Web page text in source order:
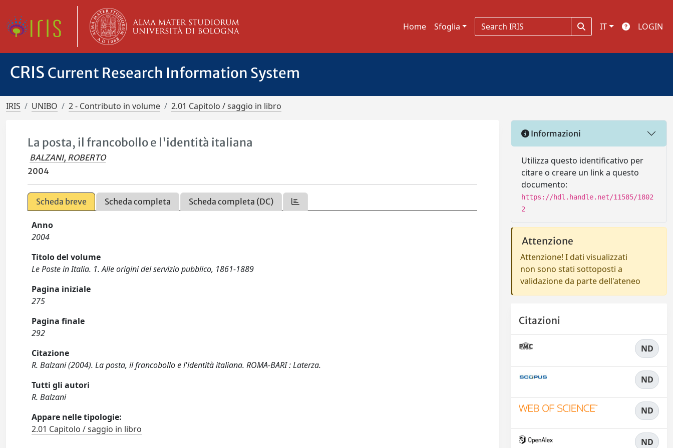
Home Sfoglia IT LOGIN
CRIS Current Research Information System
IRIS UNIBO 2 - Contributo in volume 2.01 Capitolo / saggio in libro
La posta, il francobollo e l'identità italiana
BALZANI, ROBERTO
2004
Scheda breve Scheda completa Scheda completa (DC)
Anno
2004
Titolo del volume
Le Poste in Italia. 1. Alle origini del servizio pubblico, 1861-1889
Pagina iniziale
275
Pagina finale
292
Citazione
R. Balzani (2004). La posta, il francobollo e l'identità italiana. ROMA-BARI : Laterza.
Tutti gli autori
R. Balzani
Appare nelle tipologie:
2.01 Capitolo / saggio in libro
Informazioni
Utilizza questo identificativo per
citare o creare un link a questo
documento:
https://hdl.handle.net/11585/1802
2
Attenzione
Attenzione! I dati visualizzati
non sono stati sottoposti a
validazione da parte dell'ateneo
Citazioni
ND
ND
ND
ND